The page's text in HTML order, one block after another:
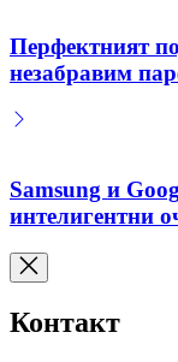
Перфектният
незабравим
Samsung и
интелигентни
Контакт